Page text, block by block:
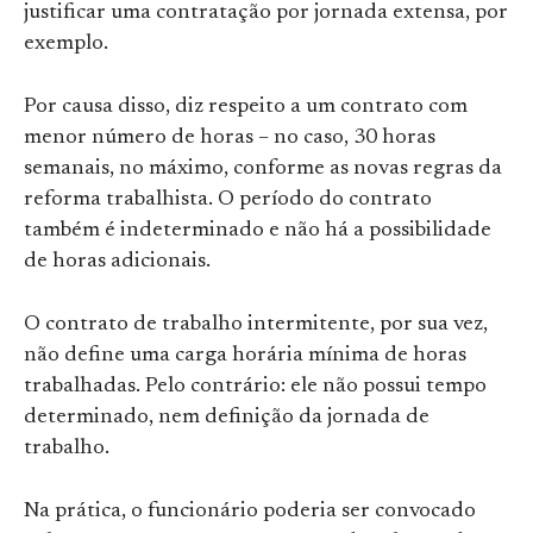
justificar uma contratação por jornada extensa, por
exemplo.
Por causa disso, diz respeito a um contrato com
menor número de horas – no caso, 30 horas
semanais, no máximo, conforme as novas regras da
reforma trabalhista. O período do contrato
também é indeterminado e não há a possibilidade
de horas adicionais.
O contrato de trabalho intermitente, por sua vez,
não define uma carga horária mínima de horas
trabalhadas. Pelo contrário: ele não possui tempo
determinado, nem definição da jornada de
trabalho.
Na prática, o funcionário poderia ser convocado